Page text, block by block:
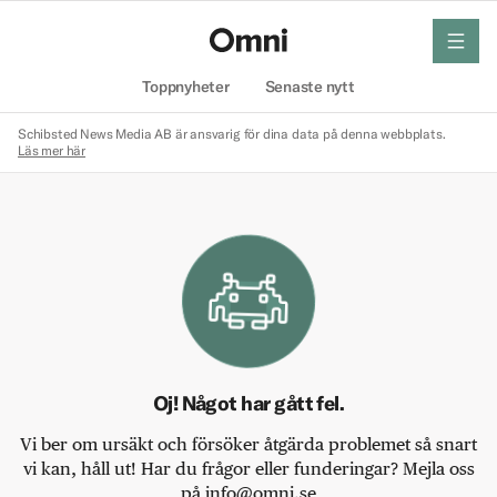
Toppnyheter Senaste nytt
meny
Schibsted News Media AB är ansvarig för dina data på denna webbplats.
Läs mer här
Oj! Något har gått fel.
Vi ber om ursäkt och försöker åtgärda problemet så snart
vi kan, håll ut! Har du frågor eller funderingar? Mejla oss